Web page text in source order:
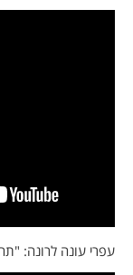
עפרי עונה לרונה: